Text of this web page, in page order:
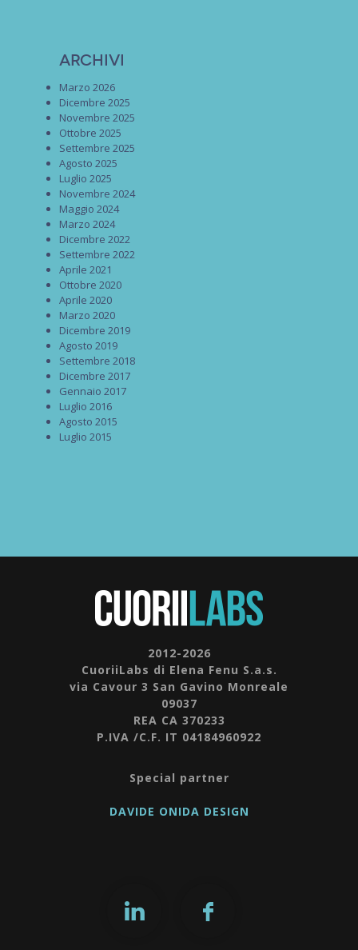
Archivi
Marzo 2026
Dicembre 2025
Novembre 2025
Ottobre 2025
Settembre 2025
Agosto 2025
Luglio 2025
Novembre 2024
Maggio 2024
Marzo 2024
Dicembre 2022
Settembre 2022
Aprile 2021
Ottobre 2020
Aprile 2020
Marzo 2020
Dicembre 2019
Agosto 2019
Settembre 2018
Dicembre 2017
Gennaio 2017
Luglio 2016
Agosto 2015
Luglio 2015
2012-2026
CuoriiLabs di Elena Fenu S.a.s.
via Cavour 3 San Gavino Monreale
09037
REA CA 370233
P.IVA /C.F. IT 04184960922
Special partner
DAVIDE ONIDA DESIGN